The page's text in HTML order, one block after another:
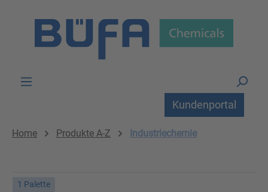
Kundenportal
Home Produkte A-Z Industriechemie
1 Palette